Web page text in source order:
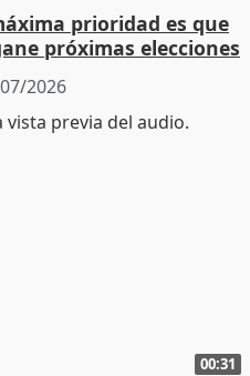
prioridad es que
próximas elecciones
2026
00:31